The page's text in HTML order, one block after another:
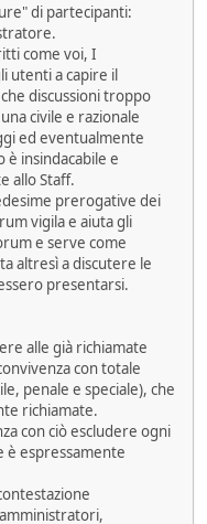
di partecipanti:
come voi, I
utenti a capire il
discussioni troppo
civile e razionale
ed eventualmente
è insindacabile e
allo Staff.
prerogative dei
vigila e aiuta gli
e serve come
altresì a discutere le
presentarsi.
alle già richiamate
con totale
penale e speciale), che
richiamate.
con ciò escludere ogni
è espressamente